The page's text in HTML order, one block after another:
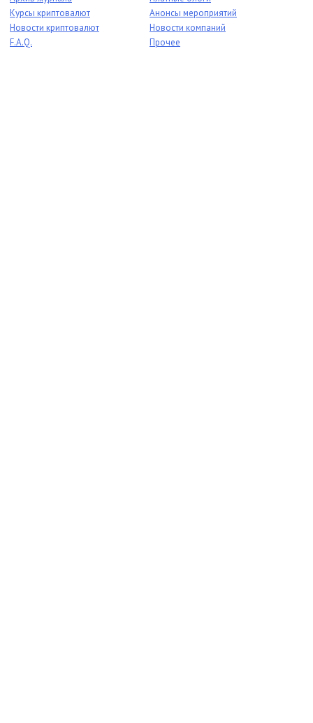
Курсы криптовалют
Новости криптовалют
F.A.Q.
Анонсы мероприятий
Новости компаний
Прочее